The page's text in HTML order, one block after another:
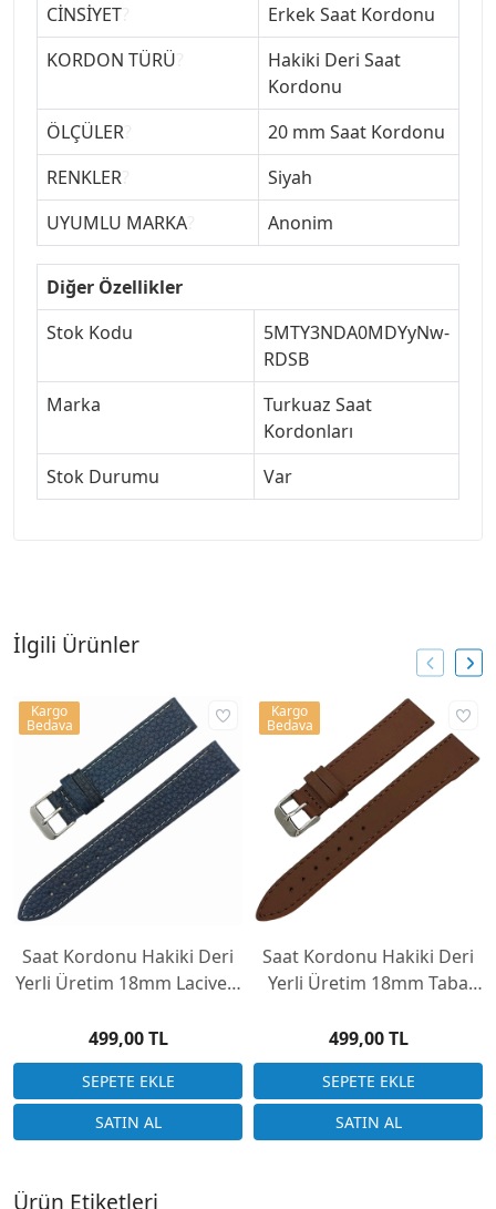
CİNSİYET
Erkek Saat Kordonu
KORDON TÜRÜ
Hakiki Deri Saat
Kordonu
ÖLÇÜLER
20 mm Saat Kordonu
RENKLER
Siyah
UYUMLU MARKA
Anonim
Diğer Özellikler
Stok Kodu
5MTY3NDA0MDYyNw-
RDSB
Marka
Turkuaz Saat
Kordonları
Stok Durumu
Var
İlgili Ürünler
Saat Kordonu Hakiki Deri
Yerli Üretim 18mm Lacivert
499,00 TL
Kargo
Bedava
Saat Kordonu Hakiki Deri
Yerli Üretim 18mm Taba
499,00 TL
Kargo
Bedava
Ürün Etiketleri